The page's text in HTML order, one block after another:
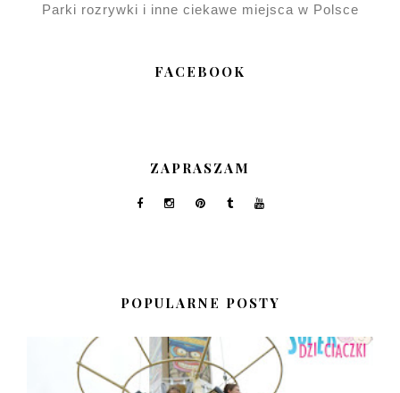
Parki rozrywki i inne ciekawe miejsca w Polsce
FACEBOOK
ZAPRASZAM
POPULARNE POSTY